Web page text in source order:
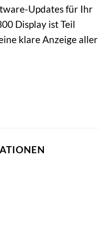
Updates für Ihr
Display ist Teil
klare Anzeige aller